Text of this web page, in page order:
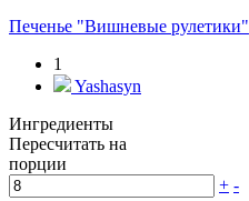
Печенье "Вишневые рулетики"
1
Yashasyn
Ингредиенты
Пересчитать на
порции
+ -